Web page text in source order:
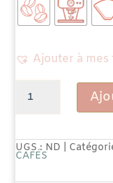
Ajouter à mes
quantité
de
Café
UGS : ND
CAFÉS